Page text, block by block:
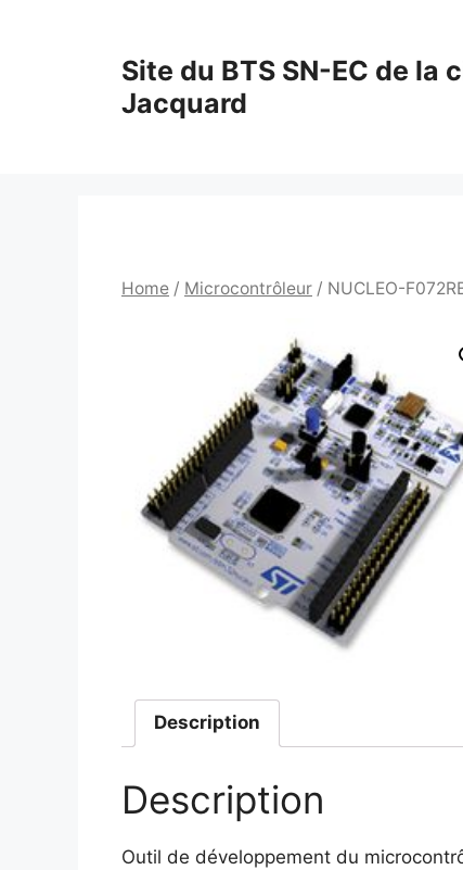
Site du BTS SN-EC de la
Jacquard
Home / Microcontrôleur / NUCLEO-
Description
Description
Outil de développement du